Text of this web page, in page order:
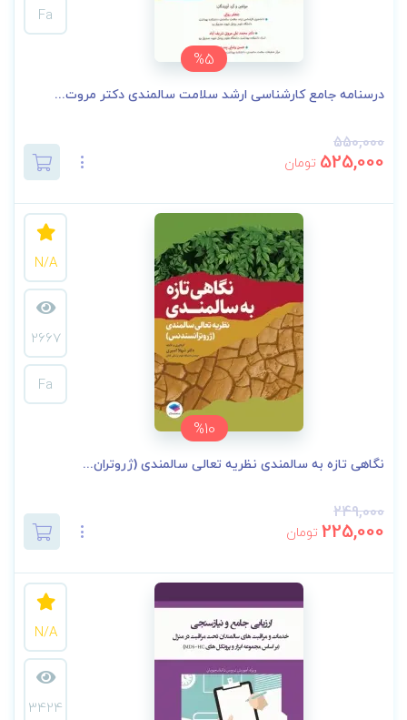
%5
Fa
درسنامه جامع کارشناسی ارشد سلامت سالمندی دکتر مروت...
550,000
525,000 تومان
%10
N/A
2667
Fa
نگاهی تازه به سالمندی نظریه تعالی سالمندی (ژروتران...
249,000
225,000 تومان
N/A
3424